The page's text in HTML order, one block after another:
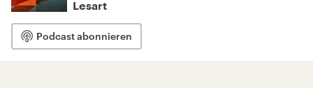
Lesart
Podcast abonnieren